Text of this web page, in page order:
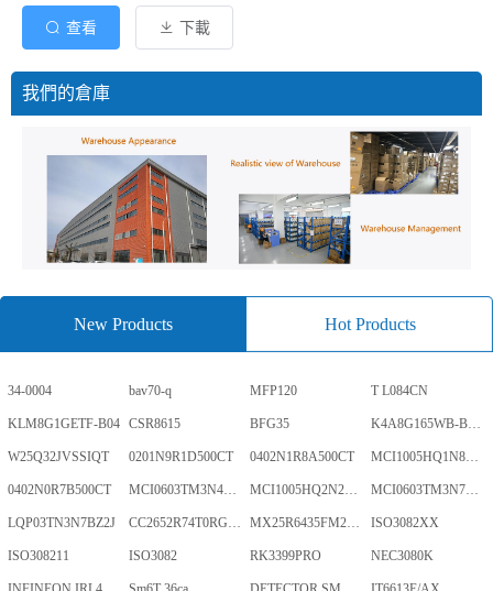
查看 下載
我們的倉庫
New Products Hot Products
34-0004 bav70-q MFP120 T L084CN
KLM8G1GETF-B04 CSR8615 BFG35 K4A8G165WB-BCWE
W25Q32JVSSIQT 0201N9R1D500CT 0402N1R8A500CT MCI1005HQ1N8SHBP
0402N0R7B500CT MCI0603TM3N4BHBP MCI1005HQ2N2BHBP MCI0603TM3N7BHBP
LQP03TN3N7BZ2J CC2652R74T0RGZR MX25R6435FM2IL0TR ISO3082XX
ISO308211 ISO3082 RK3399PRO NEC3080K